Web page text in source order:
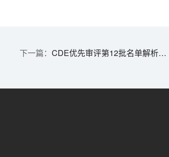
CDE优先审评第12批名单解析：诺华抗心衰药LCZ696入围是最大亮点